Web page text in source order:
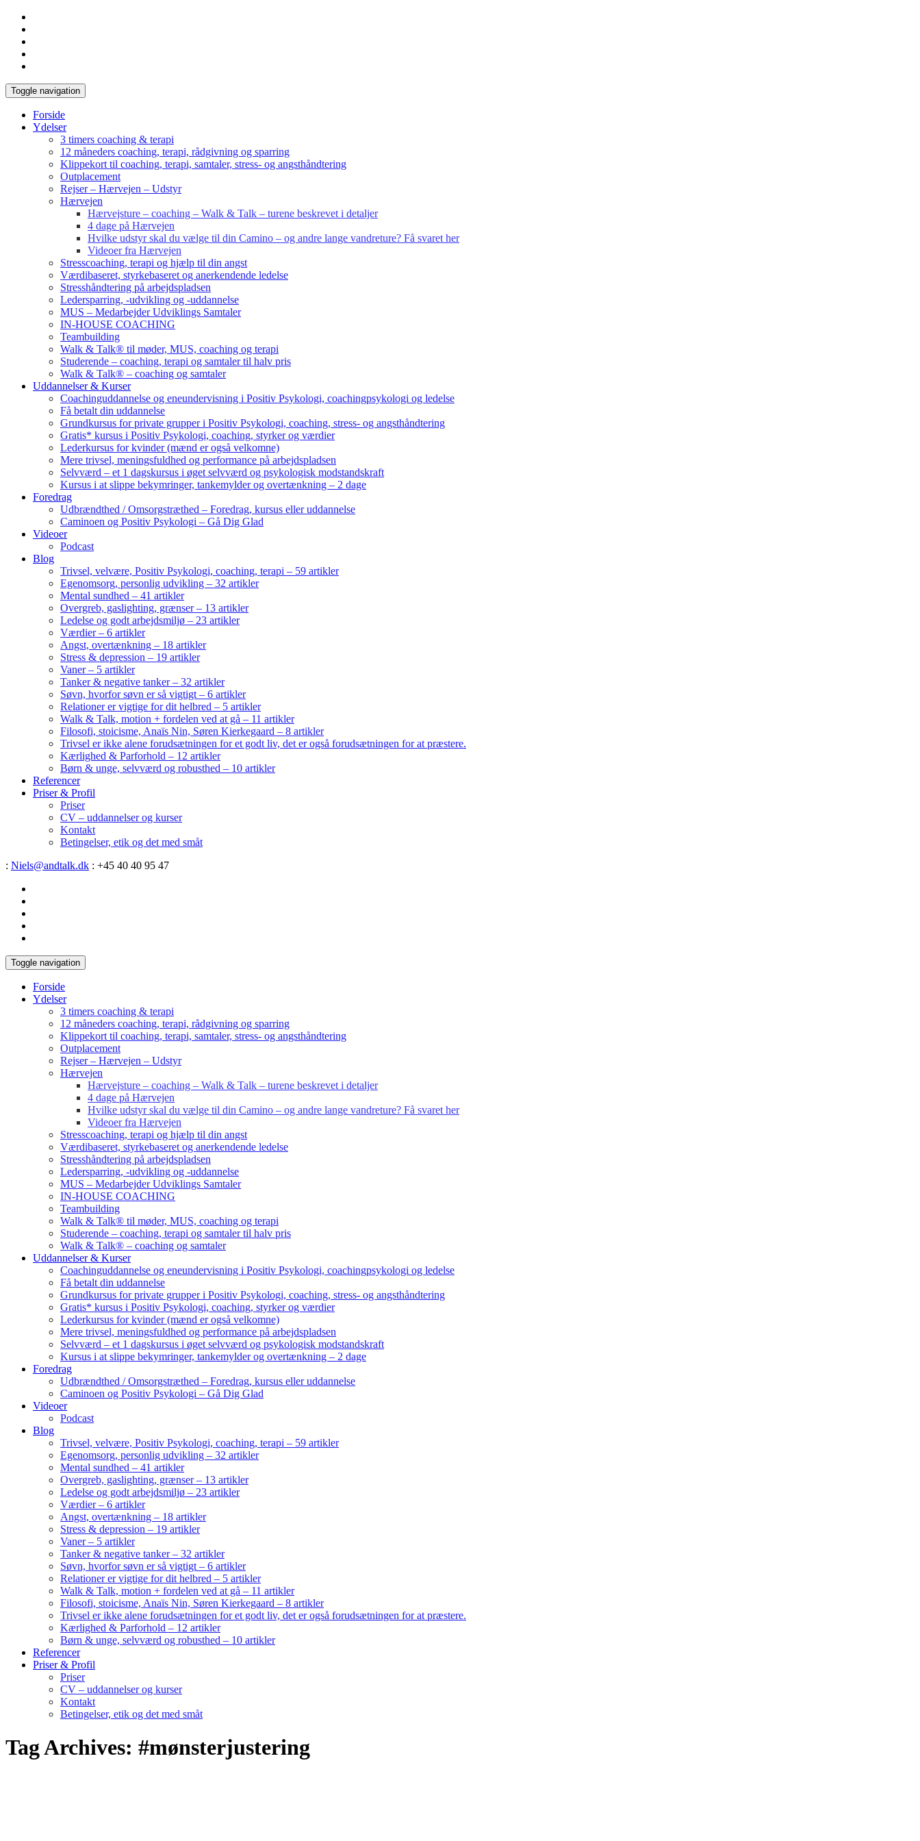
Toggle navigation
Forside
Ydelser
3 timers coaching & terapi
12 måneders coaching, terapi, rådgivning og sparring
Klippekort til coaching, terapi, samtaler, stress- og angsthåndtering
Outplacement
Rejser – Hærvejen – Udstyr
Hærvejen
Hærvejsture – coaching – Walk & Talk – turene beskrevet i detaljer
4 dage på Hærvejen
Hvilke udstyr skal du vælge til din Camino – og andre lange vandreture? Få svaret her
Videoer fra Hærvejen
Stresscoaching, terapi og hjælp til din angst
Værdibaseret, styrkebaseret og anerkendende ledelse
Stresshåndtering på arbejdspladsen
Ledersparring, -udvikling og -uddannelse
MUS – Medarbejder Udviklings Samtaler
IN-HOUSE COACHING
Teambuilding
Walk & Talk® til møder, MUS, coaching og terapi
Studerende – coaching, terapi og samtaler til halv pris
Walk & Talk® – coaching og samtaler
Uddannelser & Kurser
Coachinguddannelse og eneundervisning i Positiv Psykologi, coachingpsykologi og ledelse
Få betalt din uddannelse
Grundkursus for private grupper i Positiv Psykologi, coaching, stress- og angsthåndtering
Gratis* kursus i Positiv Psykologi, coaching, styrker og værdier
Lederkursus for kvinder (mænd er også velkomne)
Mere trivsel, meningsfuldhed og performance på arbejdspladsen
Selvværd – et 1 dagskursus i øget selvværd og psykologisk modstandskraft
Kursus i at slippe bekymringer, tankemylder og overtænkning – 2 dage
Foredrag
Udbrændthed / Omsorgstræthed – Foredrag, kursus eller uddannelse
Caminoen og Positiv Psykologi – Gå Dig Glad
Videoer
Podcast
Blog
Trivsel, velvære, Positiv Psykologi, coaching, terapi – 59 artikler
Egenomsorg, personlig udvikling – 32 artikler
Mental sundhed – 41 artikler
Overgreb, gaslighting, grænser – 13 artikler
Ledelse og godt arbejdsmiljø – 23 artikler
Værdier – 6 artikler
Angst, overtænkning – 18 artikler
Stress & depression – 19 artikler
Vaner – 5 artikler
Tanker & negative tanker – 32 artikler
Søvn, hvorfor søvn er så vigtigt – 6 artikler
Relationer er vigtige for dit helbred – 5 artikler
Walk & Talk, motion + fordelen ved at gå – 11 artikler
Filosofi, stoicisme, Anaïs Nin, Søren Kierkegaard – 8 artikler
Trivsel er ikke alene forudsætningen for et godt liv, det er også forudsætningen for at præstere.
Kærlighed & Parforhold – 12 artikler
Børn & unge, selvværd og robusthed – 10 artikler
Referencer
Priser & Profil
Priser
CV – uddannelser og kurser
Kontakt
Betingelser, etik og det med småt
: Niels@andtalk.dk : +45 40 40 95 47
Toggle navigation
Forside
Ydelser
3 timers coaching & terapi
12 måneders coaching, terapi, rådgivning og sparring
Klippekort til coaching, terapi, samtaler, stress- og angsthåndtering
Outplacement
Rejser – Hærvejen – Udstyr
Hærvejen
Hærvejsture – coaching – Walk & Talk – turene beskrevet i detaljer
4 dage på Hærvejen
Hvilke udstyr skal du vælge til din Camino – og andre lange vandreture? Få svaret her
Videoer fra Hærvejen
Stresscoaching, terapi og hjælp til din angst
Værdibaseret, styrkebaseret og anerkendende ledelse
Stresshåndtering på arbejdspladsen
Ledersparring, -udvikling og -uddannelse
MUS – Medarbejder Udviklings Samtaler
IN-HOUSE COACHING
Teambuilding
Walk & Talk® til møder, MUS, coaching og terapi
Studerende – coaching, terapi og samtaler til halv pris
Walk & Talk® – coaching og samtaler
Uddannelser & Kurser
Coachinguddannelse og eneundervisning i Positiv Psykologi, coachingpsykologi og ledelse
Få betalt din uddannelse
Grundkursus for private grupper i Positiv Psykologi, coaching, stress- og angsthåndtering
Gratis* kursus i Positiv Psykologi, coaching, styrker og værdier
Lederkursus for kvinder (mænd er også velkomne)
Mere trivsel, meningsfuldhed og performance på arbejdspladsen
Selvværd – et 1 dagskursus i øget selvværd og psykologisk modstandskraft
Kursus i at slippe bekymringer, tankemylder og overtænkning – 2 dage
Foredrag
Udbrændthed / Omsorgstræthed – Foredrag, kursus eller uddannelse
Caminoen og Positiv Psykologi – Gå Dig Glad
Videoer
Podcast
Blog
Trivsel, velvære, Positiv Psykologi, coaching, terapi – 59 artikler
Egenomsorg, personlig udvikling – 32 artikler
Mental sundhed – 41 artikler
Overgreb, gaslighting, grænser – 13 artikler
Ledelse og godt arbejdsmiljø – 23 artikler
Værdier – 6 artikler
Angst, overtænkning – 18 artikler
Stress & depression – 19 artikler
Vaner – 5 artikler
Tanker & negative tanker – 32 artikler
Søvn, hvorfor søvn er så vigtigt – 6 artikler
Relationer er vigtige for dit helbred – 5 artikler
Walk & Talk, motion + fordelen ved at gå – 11 artikler
Filosofi, stoicisme, Anaïs Nin, Søren Kierkegaard – 8 artikler
Trivsel er ikke alene forudsætningen for et godt liv, det er også forudsætningen for at præstere.
Kærlighed & Parforhold – 12 artikler
Børn & unge, selvværd og robusthed – 10 artikler
Referencer
Priser & Profil
Priser
CV – uddannelser og kurser
Kontakt
Betingelser, etik og det med småt
Tag Archives: #mønsterjustering